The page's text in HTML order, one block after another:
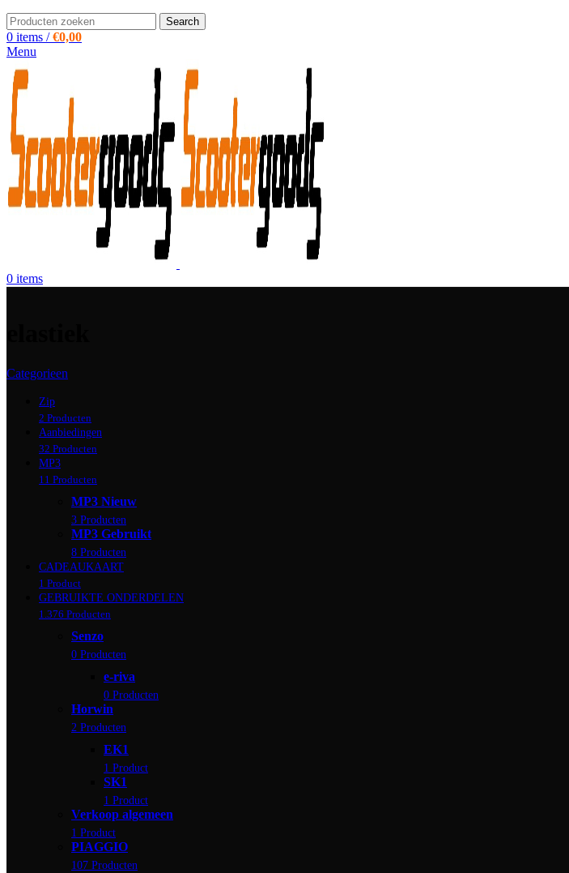
Search
0 items / €0,00
Menu
0 items
Categorieen
Zip
2 Producten
Aanbiedingen
32 Producten
MP3
11 Producten
MP3 Nieuw
3 Producten
MP3 Gebruikt
8 Producten
CADEAUKAART
1 Product
GEBRUIKTE ONDERDELEN
1.376 Producten
Senzo
0 Producten
e-riva
0 Producten
Horwin
2 Producten
EK1
1 Product
SK1
1 Product
Verkoop algemeen
1 Product
PIAGGIO
107 Producten